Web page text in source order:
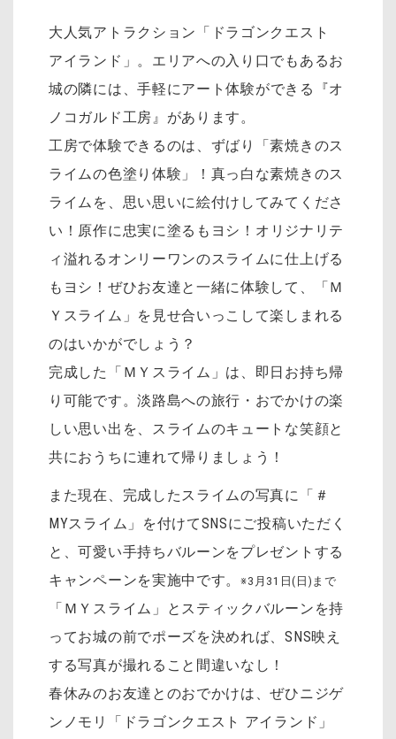
大人気アトラクション「ドラゴンクエスト
アイランド」。エリアへの入り口でもあるお
城の隣には、手軽にアート体験ができる『オ
ノコガルド工房』があります。
工房で体験できるのは、ずばり「素焼きのス
ライムの色塗り体験」！真っ白な素焼きのス
ライムを、思い思いに絵付けしてみてくださ
い！ 原作に忠実に塗るもヨシ！オリジナリテ
ィ溢れるオンリーワンのスライムに仕上げる
もヨシ！ぜひお友達と一緒に体験して、「Ｍ
Ｙスライム」を見せ合いっこして楽しまれる
のはいかがでしょう？
完成した「ＭＹスライム」は、即日お持ち帰
り可能です。淡路島への旅行・おでかけの楽
しい思い出を、スライムのキュートな笑顔と
共におうちに連れて帰りましょう！
また現在、完成したスライムの写真に「＃
MYスライム」を付けてSNSにご投稿いただく
と、可愛い手持ちバルーンをプレゼントする
キャンペーンを実施中です。※3月31日(日)まで
「ＭＹスライム」とスティックバルーンを持
ってお城の前でポーズを決めれば、SNS映え
する写真が撮れること間違いなし！
春休みのお友達とのおでかけは、ぜひニジゲ
ンノモリ「ドラゴンクエスト アイランド」